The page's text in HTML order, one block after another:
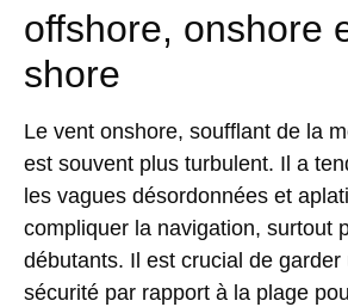
offshore, onshore
shore
Le vent onshore, soufflant de la
est souvent plus turbulent. Il a
les vagues désordonnées et
compliquer la navigation, surtout
débutants. Il est crucial de
sécurité par rapport à la plage